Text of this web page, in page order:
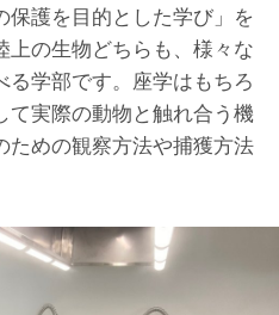
保護を目的とした学び」を
上の生物どちらも、様々な
る学部です。座学はもちろ
て実際の動物と触れ合う機
ための観察方法や捕獲方法